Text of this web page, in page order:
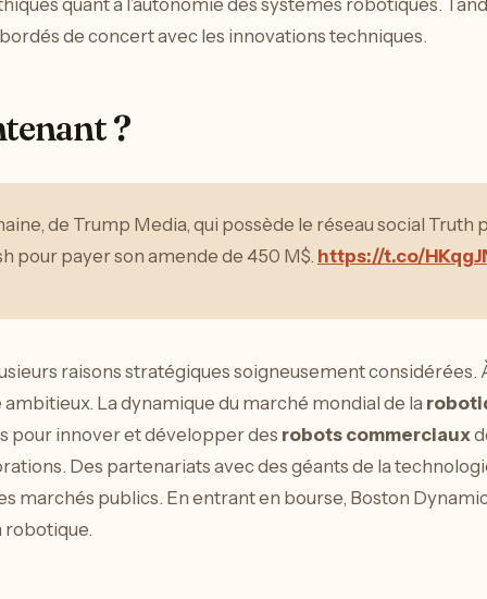
de concert avec les innovations techniques.
?
de Trump Media, qui possède le réseau social
pour payer son amende de 450 M$. https://t.co/
raisons stratégiques soigneusement considérées.
La dynamique du marché mondial de la
pour innover et développer des robots commerciaux
Des partenariats avec des géants de la
publics. En entrant en bourse, Boston
robotique.